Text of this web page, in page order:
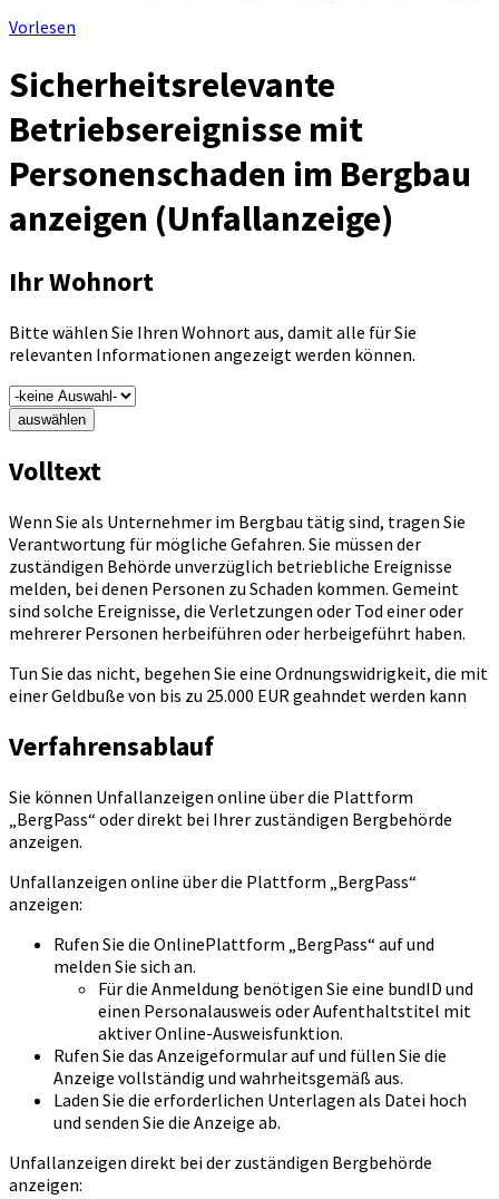
Vorlesen
Sicherheitsrelevante
Betriebsereignisse mit
Personenschaden im Bergbau
anzeigen (Unfallanzeige)
Ihr Wohnort
Bitte wählen Sie Ihren Wohnort aus, damit alle für Sie
relevanten Informationen angezeigt werden können.
auswählen
Volltext
Wenn Sie als Unternehmer im Bergbau tätig sind, tragen Sie
Verantwortung für mögliche Gefahren. Sie müssen der
zuständigen Behörde unverzüglich betriebliche Ereignisse
melden, bei denen Personen zu Schaden kommen. Gemeint
sind solche Ereignisse, die Verletzungen oder Tod einer oder
mehrerer Personen herbeiführen oder herbeigeführt haben.
Tun Sie das nicht, begehen Sie eine Ordnungswidrigkeit, die mit
einer Geldbuße von bis zu 25.000 EUR geahndet werden kann
Verfahrensablauf
Sie können Unfallanzeigen online über die Plattform
„BergPass“ oder direkt bei Ihrer zuständigen Bergbehörde
anzeigen.
Unfallanzeigen online über die Plattform „BergPass“
anzeigen:
Rufen Sie die OnlinePlattform „BergPass“ auf und
melden Sie sich an.
Für die Anmeldung benötigen Sie eine bundID und
einen Personalausweis oder Aufenthaltstitel mit
aktiver Online-Ausweisfunktion.
Rufen Sie das Anzeigeformular auf und füllen Sie die
Anzeige vollständig und wahrheitsgemäß aus.
Laden Sie die erforderlichen Unterlagen als Datei hoch
und senden Sie die Anzeige ab.
Unfallanzeigen direkt bei der zuständigen Bergbehörde
anzeigen: